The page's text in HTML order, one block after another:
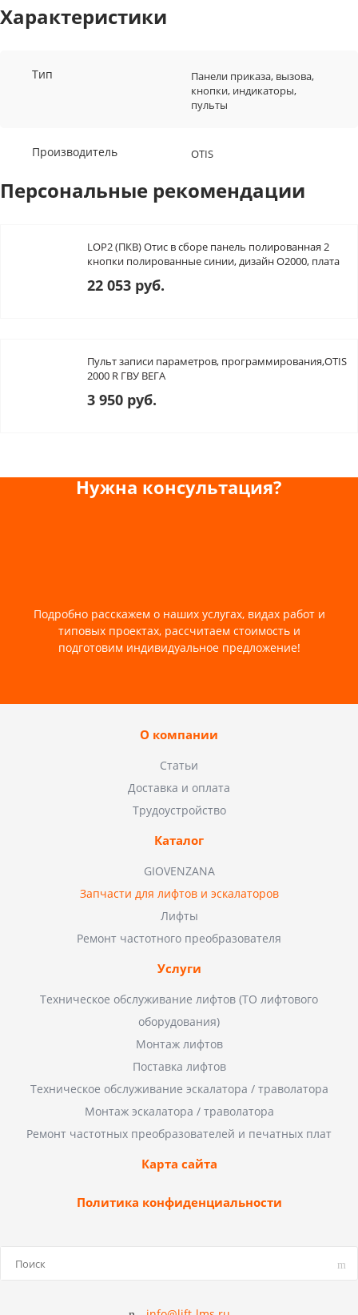
Характеристики
Тип
Панели приказа, вызова,
кнопки, индикаторы,
пульты
Производитель OTIS
Персональные рекомендации
LOP2 (ПКВ) Отис в сборе панель полированная 2
кнопки полированные синии, дизайн O2000, плата
22 053 руб.
Пульт записи параметров, программирования,OTIS
2000 R ГВУ ВЕГА
3 950 руб.
Нужна консультация?
Подробно расскажем о наших услугах, видах работ и
типовых проектах, рассчитаем стоимость и
подготовим индивидуальное предложение!
О компании
Статьи
Доставка и оплата
Трудоустройство
Каталог
GIOVENZANA
Запчасти для лифтов и эскалаторов
Лифты
Ремонт частотного преобразователя
Услуги
Техническое обслуживание лифтов (ТО лифтового
оборудования)
Монтаж лифтов
Поставка лифтов
Техническое обслуживание эскалатора / траволатора
Монтаж эскалатора / траволатора
Ремонт частотных преобразователей и печатных плат
Карта сайта
Политика конфиденциальности